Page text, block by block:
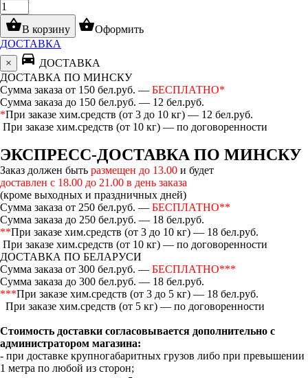
shopping_basketВ корзину shopping_basketОформить
ДОСТАВКА
×
directions_car ДОСТАВКА
ДОСТАВКА ПО МИНСКУ
Сумма заказа от 150 бел.руб. — БЕСПЛАТНО*
Сумма заказа до 150 бел.руб. — 12 бел.руб.
*При заказе хим.средств (от 3 до 10 кг) — 12 бел.руб.
При заказе хим.средств (от 10 кг) — по договоренности
ЭКСПРЕСС-ДОСТАВКА ПО МИНСКУ
Заказ должен быть размещен до 13.00 и будет
доставлен с 18.00 до 21.00 в день заказа
(кроме выходных и праздничных дней)
Сумма заказа от 250 бел.руб. — БЕСПЛАТНО**
Сумма заказа до 250 бел.руб. — 18 бел.руб.
**При заказе хим.средств (от 3 до 10 кг) — 18 бел.руб.
При заказе хим.средств (от 10 кг) — по договоренности
ДОСТАВКА ПО БЕЛАРУСИ
Сумма заказа от 300 бел.руб. — БЕСПЛАТНО***
Сумма заказа до 300 бел.руб. — 18 бел.руб.
***При заказе хим.средств (от 3 до 5 кг) — 18 бел.руб.
При заказе хим.средств (от 5 кг) — по договоренности
Стоимость доставки согласовывается дополнительно с
администратором магазина:
- при доставке крупногабаритных грузов либо при превышении
1 метра по любой из сторон;